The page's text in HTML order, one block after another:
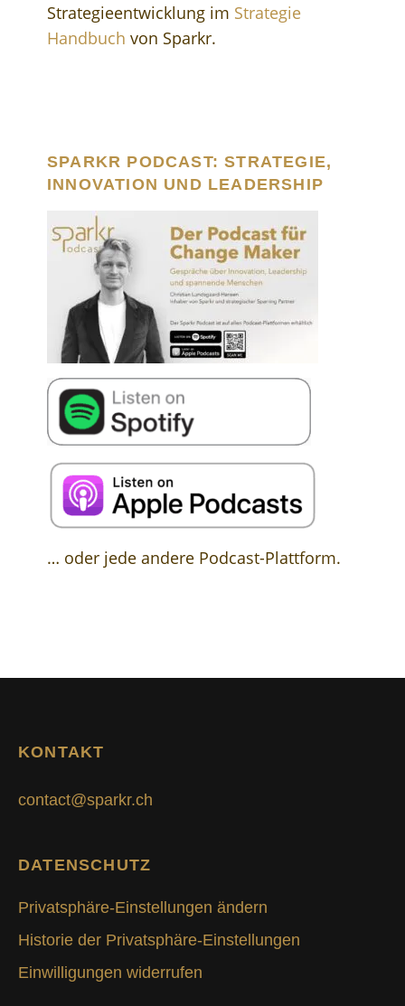
Strategieentwicklung im Strategie
Handbuch von Sparkr.
SPARKR PODCAST: STRATEGIE,
INNOVATION UND LEADERSHIP
… oder jede andere Podcast-Plattform.
KONTAKT
contact@sparkr.ch
DATENSCHUTZ
Privatsphäre-Einstellungen ändern
Historie der Privatsphäre-Einstellungen
Einwilligungen widerrufen